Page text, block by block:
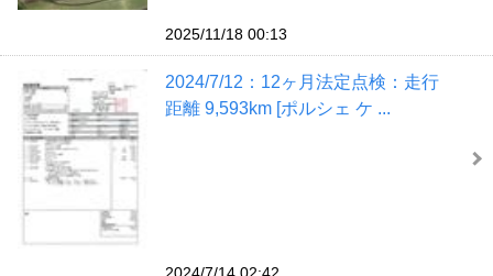
2025/11/18 00:13
2024/7/12：12ヶ月法定点検：走行
距離 9,593km [ポルシェ ケ ...